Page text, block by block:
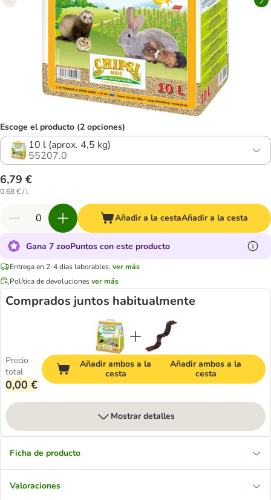
Escoge el producto (2 opciones)
10 l (aprox. 4,5 kg)
55207.0
6,79 €
0,68 € / l
Añadir a la cestaAñadir a la cesta
Gana 7 zooPuntos con este producto
Entrega en 2-4 días laborables: ver más
Política de devolucionesver más
Comprados juntos habitualmente
Precio
total
0,00 €
Añadir ambos a la
cesta
Añadir ambos a la
cesta
Mostrar detalles
Ficha de producto
Valoraciones